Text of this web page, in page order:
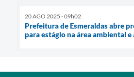
20 AGO 2025 - 09h02
Prefeitura de Esmeraldas abre
para estágio na área ambiental